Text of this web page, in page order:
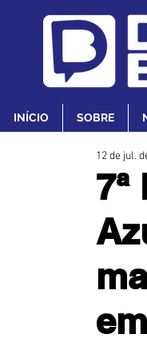
INÍCIO SOBRE
12 de jul.